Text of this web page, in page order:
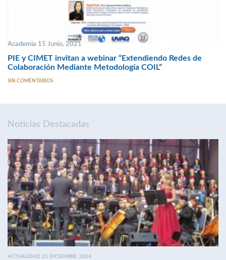
Academia 15 Junio, 2021
PIE y CIMET invitan a webinar “Extendiendo Redes de
Colaboración Mediante Metodología COIL”
SIN COMENTARIOS
Noticias Destacadas
ACTUALIDAD 21 DICIEMBRE, 2024